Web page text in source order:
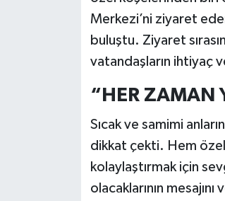
Merkezi’ni ziyaret
buluştu. Ziyaret
vatandaşların ihtiyaç
“HER ZAMAN
Sıcak ve samimi
dikkat çekti. Hem özel
kolaylaştırmak için
olacaklarının